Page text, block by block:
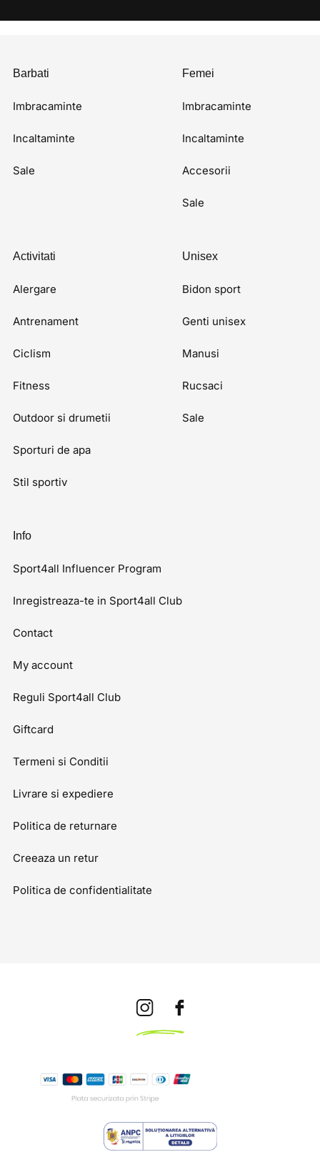
Barbati
Imbracaminte
Incaltaminte
Sale
Femei
Imbracaminte
Incaltaminte
Accesorii
Sale
Activitati
Alergare
Antrenament
Ciclism
Fitness
Outdoor si drumetii
Sporturi de apa
Stil sportiv
Unisex
Bidon sport
Genti unisex
Manusi
Rucsaci
Sale
Info
Sport4all Influencer Program
Inregistreaza-te in Sport4all Club
Contact
My account
Reguli Sport4all Club
Giftcard
Termeni si Conditii
Livrare si expediere
Politica de returnare
Creeaza un retur
Politica de confidentialitate